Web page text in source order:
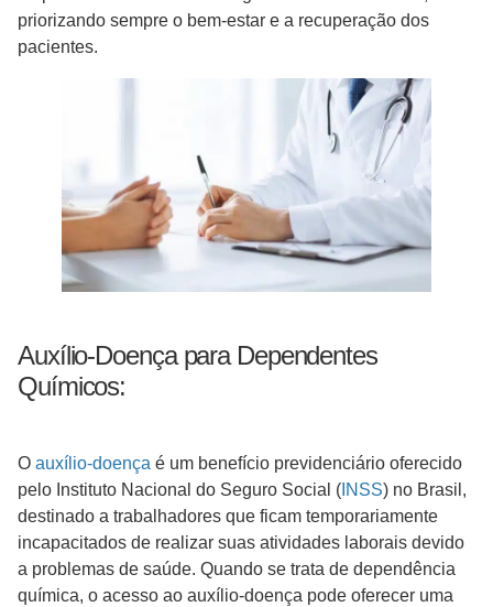
priorizando sempre o bem-estar e a recuperação dos
pacientes.
Auxílio-Doença para Dependentes
Químicos:
O auxílio-doença é um benefício previdenciário oferecido
pelo Instituto Nacional do Seguro Social ( INSS) no Brasil,
destinado a trabalhadores que ficam temporariamente
incapacitados de realizar suas atividades laborais devido
a problemas de saúde. Quando se trata de dependência
química, o acesso ao auxílio-doença pode oferecer uma